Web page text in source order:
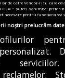
tichetul social
de curent
Rețele
lista
de catre Vendor-ii cu care
puteti schimba
necesare pentru functionarea
noștri prelucrăm